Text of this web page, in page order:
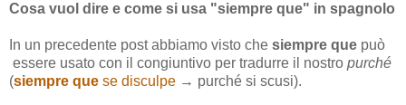
Cosa vuol dire e come si usa "siempre que" in spagnolo
In un precedente post abbiamo visto che siempre que può
essere usato con il congiuntivo per tradurre il nostro purché
(siempre que se disculpe → purché si scusi).